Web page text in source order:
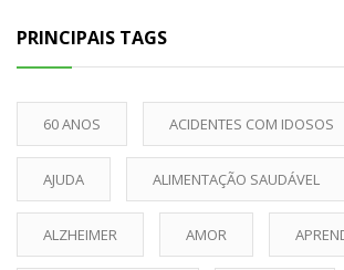
PRINCIPAIS TAGS
60 ANOS ACIDENTES COM IDOSOS
AJUDA ALIMENTAÇÃO SAUDÁVEL
ALZHEIMER AMOR